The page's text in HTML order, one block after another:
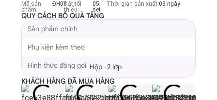
Mã sản
phẩm:
ĐH07Đặt tối
thiểu:
05
set
Thời gian sản xuất:03 ngày
QUY CÁCH BỘ QUÀ TẶNG
Sản phẩm chính
Phụ kiện kèm theo
Hình thức đóng gói Hộp -2 lớp
KHÁCH HÀNG ĐÃ MUA HÀNG